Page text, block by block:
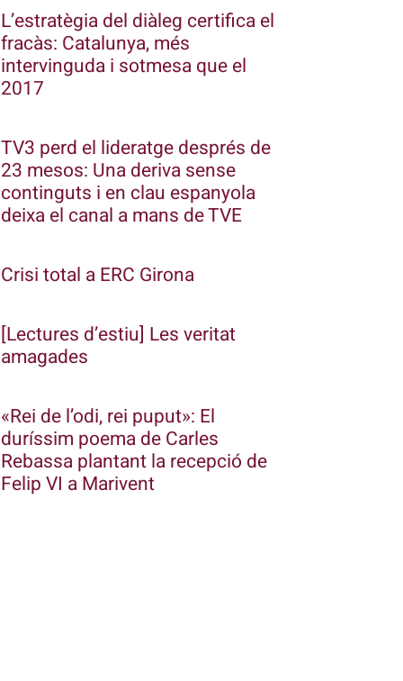
L’estratègia del diàleg certifica el
fracàs: Catalunya, més
intervinguda i sotmesa que el
2017
TV3 perd el lideratge després de
23 mesos: Una deriva sense
continguts i en clau espanyola
deixa el canal a mans de TVE
Crisi total a ERC Girona
[Lectures d’estiu] Les veritat
amagades
«Rei de l’odi, rei puput»: El
duríssim poema de Carles
Rebassa plantant la recepció de
Felip VI a Marivent